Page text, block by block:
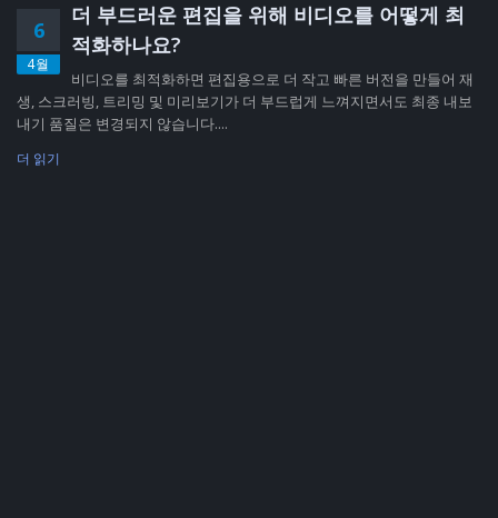
6
4월
더 부드러운 편집을 위해 비디오를 어떻게 최
적화하나요?
비디오를 최적화하면 편집용으로 더 작고 빠른 버전을 만들어 재
생, 스크러빙, 트리밍 및 미리보기가 더 부드럽게 느껴지면서도 최종 내보
내기 품질은 변경되지 않습니다....
더 읽기